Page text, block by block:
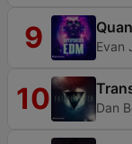
9 Evan
10 Dan